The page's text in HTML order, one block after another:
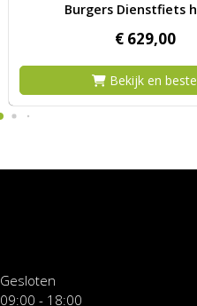
Burgers Dienstfiets
€ 629,00
Bekijk en
Gesloten
09:00 - 18:00